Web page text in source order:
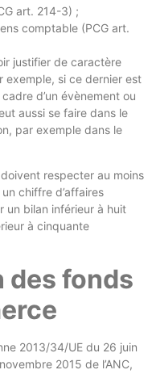
art. 214-3) ;
comptable (PCG art.
justifier de caractère
exemple, si ce dernier est
d’un évènement ou
aussi se faire dans le
par exemple dans le
respecter au moins
chiffre d’affaires
un bilan inférieur à huit
à cinquante
des fonds
2013/34/UE du 26 juin
2015 de l’ANC,